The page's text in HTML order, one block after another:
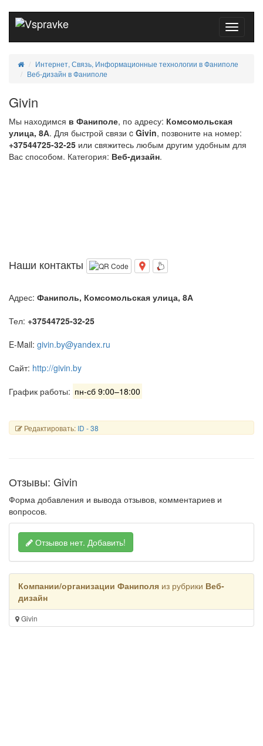
Toggle
Интернет, Связь, Информационные технологии в Фаниполе
Веб-дизайн в Фаниполе
Givin
Мы находимся в Фаниполе, по адресу: Комсомольская
улица, 8А. Для быстрой связи c Givin, позвоните на номер:
+37544725-32-25 или свяжитесь любым другим удобным для
Вас способом. Категория: Веб-дизайн.
Наши контакты
Адрес: Фаниполь, Комсомольская улица, 8А
Тел: +37544725-32-25
E-Mail: givin.by@yandex.ru
Сайт: http://givin.by
График работы: пн-сб 9:00–18:00
Редактировать: ID - 38
Отзывы: Givin
Форма добавления и вывода отзывов, комментариев и
вопросов.
Отзывов нет. Добавить!
Компании/организации Фаниполя из рубрики Веб-
дизайн
Givin